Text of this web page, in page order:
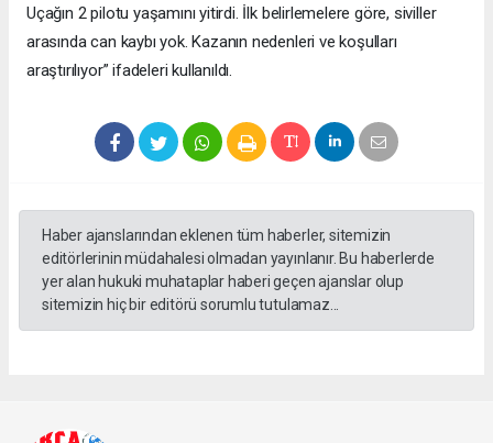
Uçağın 2 pilotu yaşamını yitirdi. İlk belirlemelere göre, siviller
arasında can kaybı yok. Kazanın nedenleri ve koşulları
araştırılıyor” ifadeleri kullanıldı.
Haber ajanslarından eklenen tüm haberler, sitemizin
editörlerinin müdahalesi olmadan yayınlanır. Bu haberlerde
yer alan hukuki muhataplar haberi geçen ajanslar olup
sitemizin hiç bir editörü sorumlu tutulamaz...